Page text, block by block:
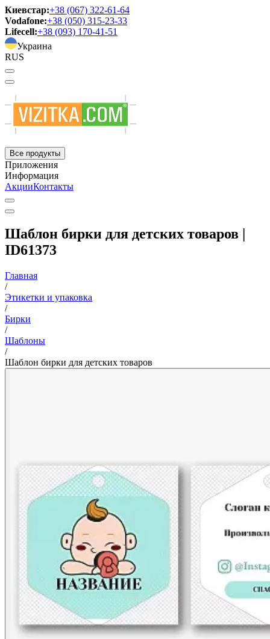
Киевстар:+38 (067) 322-61-64
Vodafone:+38 (050) 315-23-33
Lifecell:+38 (093) 170-41-51
Украина
RUS
Все продукты
Приложения
Информация
АкцииКонтакты
Шаблон бирки для детских товаров |
ID61373
Главная
/
Этикетки и упаковка
/
Бирки
/
Шаблоны
/
Шаблон бирки для детских товаров